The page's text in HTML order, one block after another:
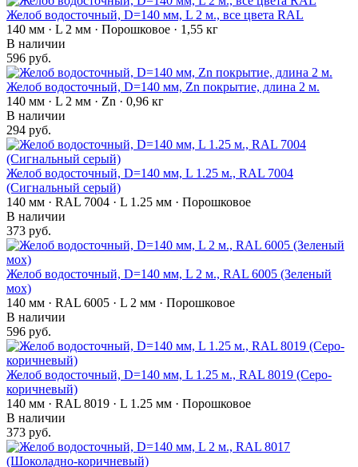
Желоб водосточный, D=140 мм, L 2 м., все цвета RAL
140 мм · L 2 мм · Порошковое · 1,55 кг
В наличии
596 руб.
Желоб водосточный, D=140 мм, Zn покрытие, длина 2 м.
140 мм · L 2 мм · Zn · 0,96 кг
В наличии
294 руб.
Желоб водосточный, D=140 мм, L 1.25 м., RAL 7004
(Сигнальный серый)
140 мм · RAL 7004 · L 1.25 мм · Порошковое
В наличии
373 руб.
Желоб водосточный, D=140 мм, L 2 м., RAL 6005 (Зеленый
мох)
140 мм · RAL 6005 · L 2 мм · Порошковое
В наличии
596 руб.
Желоб водосточный, D=140 мм, L 1.25 м., RAL 8019 (Серо-
коричневый)
140 мм · RAL 8019 · L 1.25 мм · Порошковое
В наличии
373 руб.